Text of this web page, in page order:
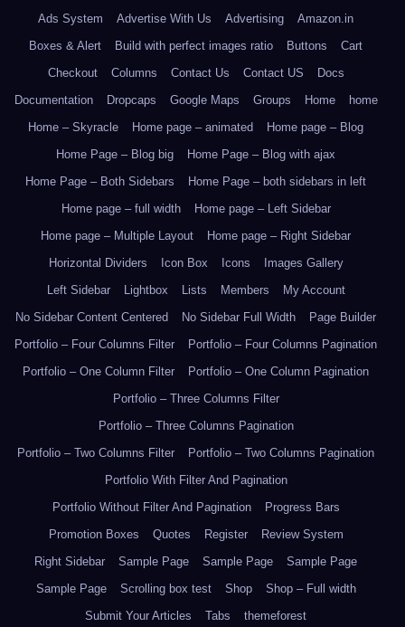
Ads System
Advertise With Us Advertising
Amazon.in
Boxes & Alert
Build with perfect images ratio Buttons
Cart
Checkout
Columns Contact Us Contact US
Docs
Documentation
Dropcaps Google Maps Groups Home
home
Home – Skyracle
Home page – animated
Home page – Blog
Home Page – Blog big
Home Page – Blog with ajax
Home Page – Both Sidebars
Home Page – both sidebars in left
Home page – full width
Home page – Left Sidebar
Home page – Multiple Layout
Home page – Right Sidebar
Horizontal Dividers
Icon Box Icons
Images Gallery
Left Sidebar
Lightbox Lists Members
My Account
No Sidebar Content Centered
No Sidebar Full Width
Page Builder
Portfolio – Four Columns Filter
Portfolio – Four Columns Pagination
Portfolio – One Column Filter
Portfolio – One Column Pagination
Portfolio – Three Columns Filter
Portfolio – Three Columns Pagination
Portfolio – Two Columns Filter
Portfolio – Two Columns Pagination
Portfolio With Filter And Pagination
Portfolio Without Filter And Pagination
Progress Bars
Promotion Boxes
Quotes Register
Review System
Right Sidebar
Sample Page Sample Page
Sample Page
Sample Page
Scrolling box test Shop
Shop – Full width
Submit Your Articles
Tabs themeforest